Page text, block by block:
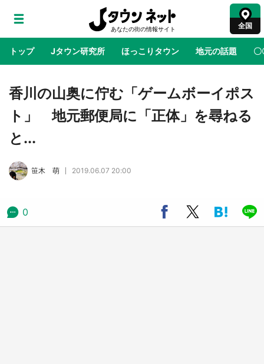
全国
トップ Jタウン研究所 ほっこりタウン 地元の話題 〇
地域×二次元 絶景 あの時はありがとう 物語がはじ
の「猫猫像」も【8／1～10／26】
香川の山奥に佇む「ゲームボーイポス
ト」 地元郵便局に「正体」を尋ねる
と...
笹木 萌 2019.06.07 20:00
0